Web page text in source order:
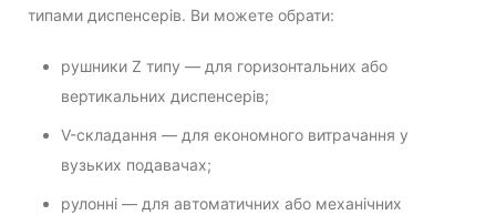
типами диспенсерів. Ви можете обрати:
рушники Z типу — для горизонтальних або
вертикальних диспенсерів;
V-складання — для економного витрачання у
вузьких подавачах;
рулонні — для автоматичних або механічних